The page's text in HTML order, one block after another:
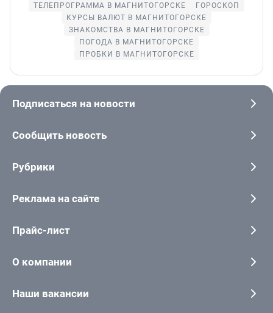
ТЕЛЕПРОГРАММА В МАГНИТОГОРСКЕ
ГОРОСКОП
КУРСЫ ВАЛЮТ В МАГНИТОГОРСКЕ
ЗНАКОМСТВА В МАГНИТОГОРСКЕ
ПОГОДА В МАГНИТОГОРСКЕ
ПРОБКИ В МАГНИТОГОРСКЕ
Подписаться на новости
Сообщить новость
Рубрики
Реклама на сайте
Прайс-лист
О компании
Наши вакансии